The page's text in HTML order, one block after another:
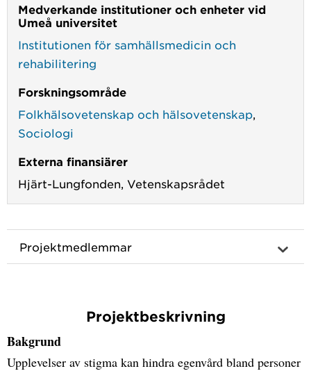
Medverkande institutioner och enheter vid
Umeå universitet
Institutionen för samhällsmedicin och
rehabilitering
Forskningsområde
Folkhälsovetenskap och hälsovetenskap
Sociologi
Externa finansiärer
Hjärt-Lungfonden, Vetenskapsrådet
Projektmedlemmar
Projektbeskrivning
Bakgrund
Upplevelser av stigma kan hindra egenvård bland personer